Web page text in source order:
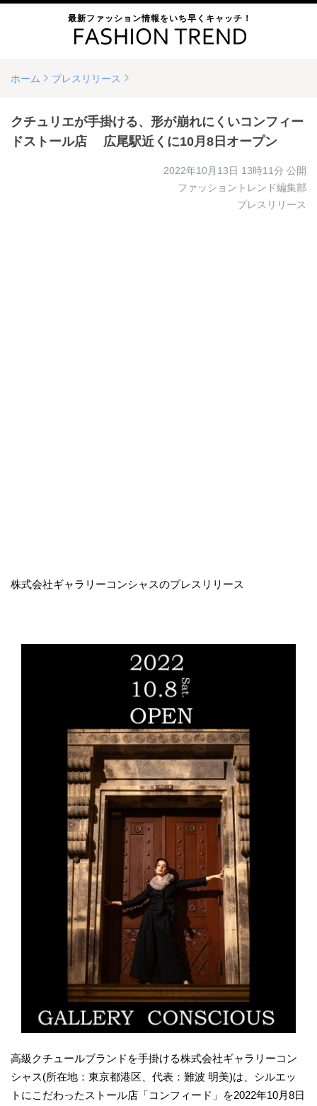
最新ファッション情報をいち早くキャッチ！
ホーム プレスリリース
クチュリエが手掛ける、形が崩れにくいコンフィー
ドストール店 広尾駅近くに10月8日オープン
2022年10月13日 13時11分 公開
ファッショントレンド編集部
プレスリリース
株式会社ギャラリーコンシャスのプレスリリース
高級クチュールブランドを手掛ける株式会社ギャラリーコン
シャス(所在地：東京都港区、代表：難波 明美)は、シルエッ
トにこだわったストール店「コンフィード」を2022年10月8日